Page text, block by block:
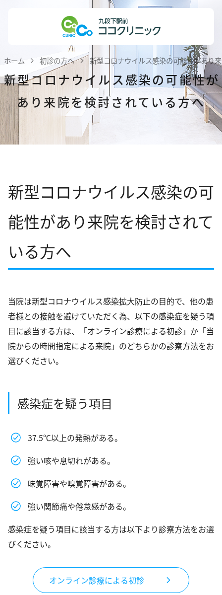
私達の理念
医師紹介
院内紹介
患者様へのお知らせ
内科
小児科
循環器内科
心療内科・精神科
予防接種
PCR検査
新型コロナウイルス抗体検査
花粉症治療
オンライン診療
アクセス
お問い合わせ
アンチエイジング
新型コロナウイルス感染の可能性が
あり来院を検討されている方へ
ホーム 初診の方へ 新型コロナウイルス感染の可能性があり
新型コロナウイルス感染の可
能性があり来院を検討されて
いる方へ
当院は新型コロナウイルス感染拡大防止の目的で、他の患
者様との接触を避けていただく為、以下の感染症を疑う項
目に該当する方は、
「オンライン診療による初診」 か 「当
院からの時間指定による来院」 のどちらかの診察方法をお
選びください。
感染症を疑う項目
37.5℃以上の発熱がある。
強い咳や息切れがある。
味覚障害や嗅覚障害がある。
強い関節痛や倦怠感がある。
感染症を疑う項目に該当する方は以下より診察方法をお選
びください。
オンライン診療による初診